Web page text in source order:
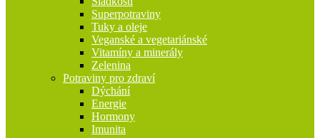
Superpotraviny
Tuky a oleje
Veganské a vegetariánské
Vitamíny a minerály
Zelenina
Potraviny pro zdraví
Dýchání
Energie
Hormony
Imunita